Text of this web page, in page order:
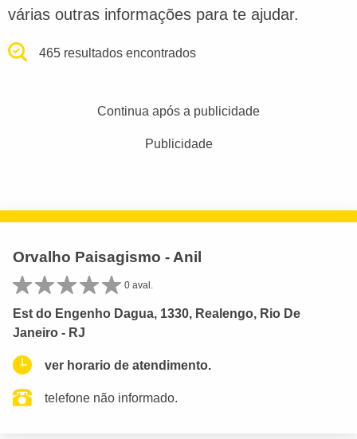
várias outras informações para te ajudar.
465 resultados encontrados
Continua após a publicidade
Publicidade
Orvalho Paisagismo - Anil
0 aval.
Est do Engenho Dagua, 1330, Realengo, Rio De
Janeiro - RJ
ver horario de atendimento.
telefone não informado.